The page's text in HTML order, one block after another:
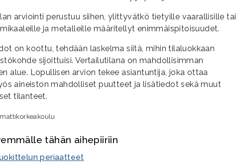
arviointi perustuu siihen, ylittyvätkö tietyille vaarallisille tai
ja metalleille määritellyt enimmäispitoisuudet.
on koottu, tehdään laskelma siitä, mihin tilaluokkaan
sijoittuisi. Vertailutilana on mahdollisimman
alue. Lopullisen arvion tekee asiantuntija, joka ottaa
aineiston mahdolliset puutteet ja lisätiedot sekä muut
tilanteet.
tähän aihepiiriin
periaatteet